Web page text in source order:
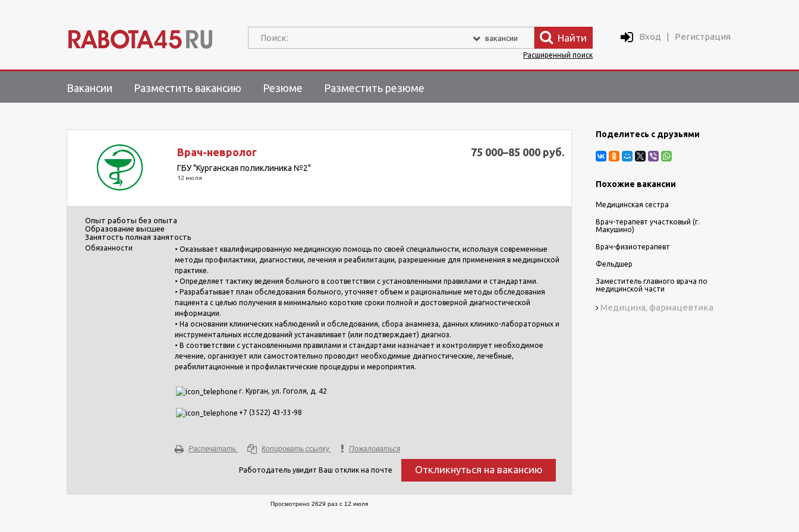
Поиск: вакансии Найти Вход | Регистрация
Расширенный поиск
Вакансии Разместить вакансию Резюме Разместить резюме
Врач-невролог 75 000–85 000 руб.
ГБУ "Курганская поликлиника №2"
12 июля
Опыт работы без опыта
Образование высшее
Занятость полная занятость
Обязанности
• Оказывает квалифицированную медицинскую помощь по своей специальности, используя современные
методы профилактики, диагностики, лечения и реабилитации, разрешенные для применения в медицинской
практике.
• Определяет тактику ведения больного в соответствии с установленными правилами и стандартами.
• Разрабатывает план обследования больного, уточняет объем и рациональные методы обследования
пациента с целью получения в минимально короткие сроки полной и достоверной диагностической
информации.
• На основании клинических наблюдений и обследования, сбора анамнеза, данных клинико-лабораторных и
инструментальных исследований устанавливает (или подтверждает) диагноз.
• В соответствии с установленными правилами и стандартами назначает и контролирует необходимое
лечение, организует или самостоятельно проводит необходимые диагностические, лечебные,
реабилитационные и профилактические процедуры и мероприятия.
г. Курган, ул. Гоголя, д. 42
+7 (3522) 43-33-98
Распечатать Копировать ссылку Пожаловаться
Работодатель увидит Ваш отклик на почте Откликнуться на вакансию
Просмотрено 2629 раз с 12 июля
Поделитесь с друзьями
Похожие вакансии
Медицинская сестра
Врач-терапевт участковый (г.
Макушино)
Врач-физиотерапевт
Фельдшер
Заместитель главного врача по
медицинской части
Медицина, фармацевтика